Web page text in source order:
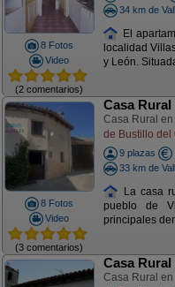
8 Fotos
Video
(2 comentarios)
34 km de
El
localidad
y León.
8 Fotos
Video
(3 comentarios)
Casa
Casa Rural en
de Bustillo del
9 plazas
33 km de
La casa
pueblo de
principales
Casa
Casa Rural en